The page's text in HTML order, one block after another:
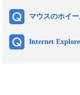
マウスのホイ
Internet